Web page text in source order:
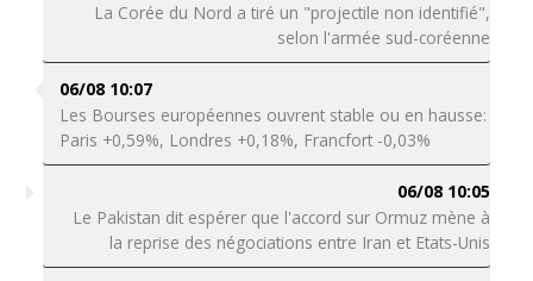
La Corée du Nord a tiré un "projectile non identifié",
selon l'armée sud-coréenne
06/08 10:07
Les Bourses européennes ouvrent stable ou en hausse:
Paris +0,59%, Londres +0,18%, Francfort -0,03%
06/08 10:05
Le Pakistan dit espérer que l'accord sur Ormuz mène à
la reprise des négociations entre Iran et Etats-Unis